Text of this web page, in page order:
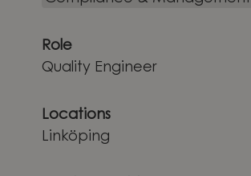
Role
Quality Engineer
Locations
Linköping